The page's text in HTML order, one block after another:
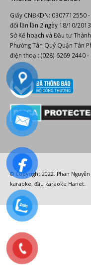
https://phannguyen.com.vn
https://
THÔNG TIN KINH DOANH
Giấy CNĐKDN: 0307712550
đổi lần lần 2 ngày 18/10/
Sở Kế hoạch và Đầu tư
Phường Tân Quý Quận Tân
điện thoại: (028) 6269 2440 -
© Copyright 2022.
karaoke
đầu karaoke Hanet